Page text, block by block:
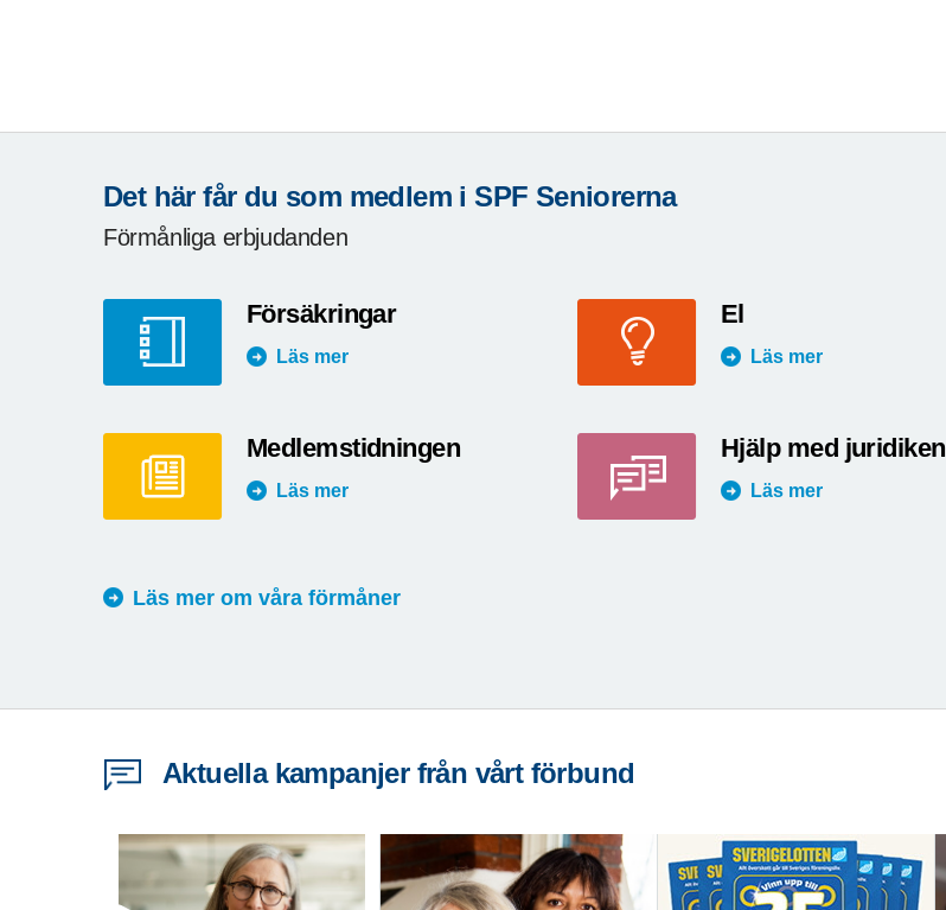
Det här får du som medlem i SPF Seniorerna
Förmånliga erbjudanden
Försäkringar
Läs mer
El
Läs mer
Medlemstidningen
Läs mer
Hjälp med juridiken
Läs mer
Läs mer om våra förmåner
Aktuella kampanjer från vårt förbund